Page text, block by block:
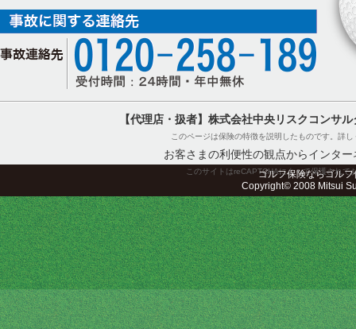
【代理店・扱者】株式会社中央リスクコンサ
このページは保険の特徴を説明したものです。詳
お客さまの利便性の観点からインタ
このサイトはreCAPTCHAによって保護されて
ゴルフ保険ならゴル
Copyright© 2008 Mitsui